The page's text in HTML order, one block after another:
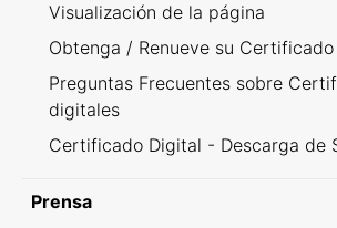
Visualización de la página
Obtenga / Renueve su
Preguntas Frecuentes sobre
digitales
Certificado Digital - Descarga de
Prensa